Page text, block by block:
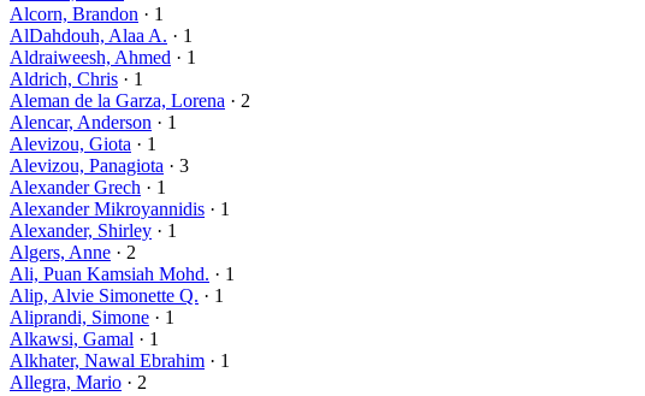
Alcorn, Brandon · 1
AlDahdouh, Alaa A. · 1
Aldraiweesh, Ahmed · 1
Aldrich, Chris · 1
Aleman de la Garza, Lorena · 2
Alencar, Anderson · 1
Alevizou, Giota · 1
Alevizou, Panagiota · 3
Alexander Grech · 1
Alexander Mikroyannidis · 1
Alexander, Shirley · 1
Algers, Anne · 2
Ali, Puan Kamsiah Mohd. · 1
Alip, Alvie Simonette Q. · 1
Aliprandi, Simone · 1
Alkawsi, Gamal · 1
Alkhater, Nawal Ebrahim · 1
Allegra, Mario · 2